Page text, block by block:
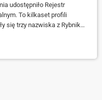
udostępniło Rejestr
To kilkaset profili
się trzy nazwiska z Rybnika.
i nazwiska oraz